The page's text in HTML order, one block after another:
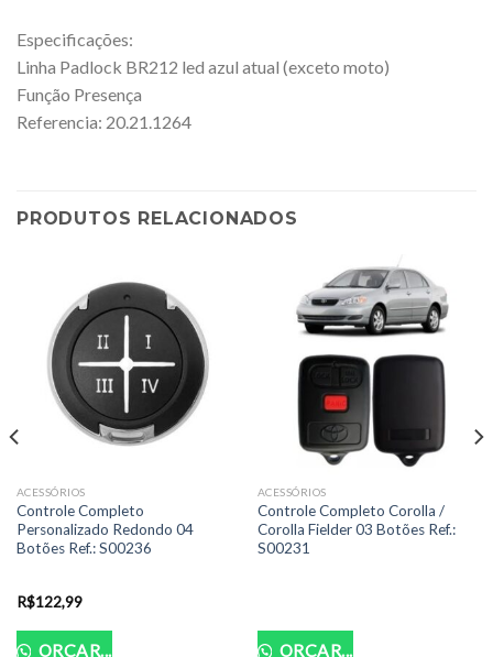
Especificações:
Linha Padlock BR212 led azul atual (exceto moto)
Função Presença
Referencia: 20.21.1264
PRODUTOS RELACIONADOS
ACESSÓRIOS
Controle Completo
Personalizado Redondo 04
Botões Ref.: S00236
R$122,99
ORÇAR...
ACESSÓRIOS
Controle Completo Corolla /
Corolla Fielder 03 Botões Ref.:
S00231
ORÇAR...